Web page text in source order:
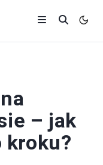
– jak
kroku?